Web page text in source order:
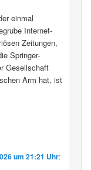
einmal
Internet-
Zeitungen,
Springer-
Gesellschaft
Arm hat, ist
um 21:21 Uhr: